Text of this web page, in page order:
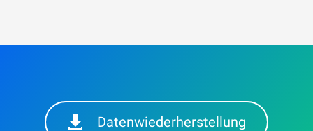
Datenwiederherstellung